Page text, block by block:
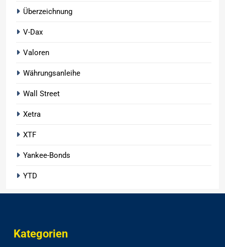
Überzeichnung
V-Dax
Valoren
Währungsanleihe
Wall Street
Xetra
XTF
Yankee-Bonds
YTD
Kategorien